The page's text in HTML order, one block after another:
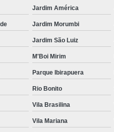
Jardim América
Jardim Morumbi
Jardim São Luiz
M'Boi Mirim
Parque Ibirapuera
Rio Bonito
Vila Brasilina
Vila Mariana